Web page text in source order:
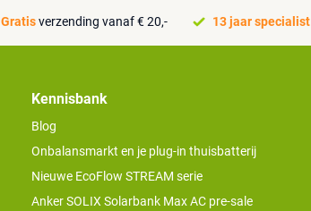
Gratisverzending vanaf € 20,- 13 jaar specialist
Kennisbank
Blog
Onbalansmarkt en je plug-in thuisbatterij
Nieuwe EcoFlow STREAM serie
Anker SOLIX Solarbank Max AC pre-sale